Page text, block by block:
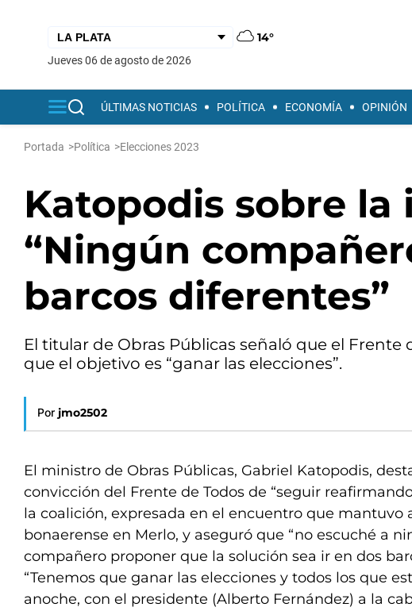
14°
jueves 06 de agosto de 2026
ÚLTIMAS NOTICIAS POLÍTICA ECONOMÍA OPINIÓN
Portada >Política >Elecciones 2023
Katopodis sobre
“Ningún
barcos diferentes”
El titular de Obras Públicas señaló que el
que el objetivo es “ganar las elecciones”.
Por jmo2502
El ministro de Obras Públicas, Gabriel Katopodis,
convicción del Frente de Todos de “seguir
la coalición, expresada en el encuentro que mantuvo
bonaerense en Merlo, y aseguró que “no escuché a
compañero proponer que la solución sea ir en dos
“Tenemos que ganar las elecciones y todos los que
anoche, con el presidente (Alberto Fernández) a la